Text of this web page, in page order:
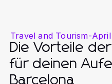
Travel and Tourism-
Die Vorteile
für deinen
Barcelona